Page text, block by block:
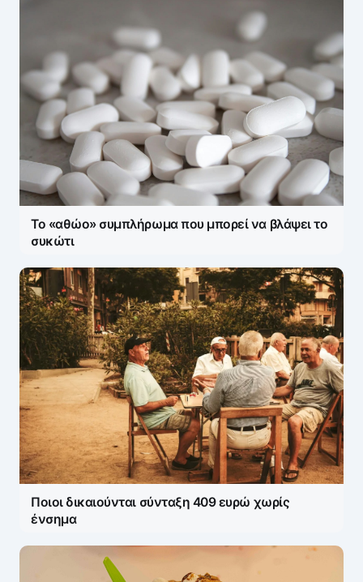
Το «αθώο» συμπλήρωμα που μπορεί να βλάψει το
συκώτι
Ποιοι δικαιούνται σύνταξη 409 ευρώ χωρίς
ένσημα